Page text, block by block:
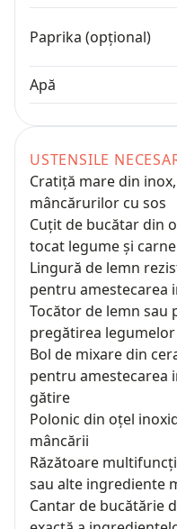
Paprika (opțional)
Apă
USTENSILE
Cratiță mare din
mâncărurilor cu sos
Cuțit de bucătar din
tocat legume și carne
Lingură de lemn
pentru amestecarea
Tocător de lemn sau
pregătirea legumelor
Bol de mixare din
pentru amestecarea
gătire
Polonic din oțel
mâncării
Răzătoare
sau alte ingrediente
Cantar de bucătărie